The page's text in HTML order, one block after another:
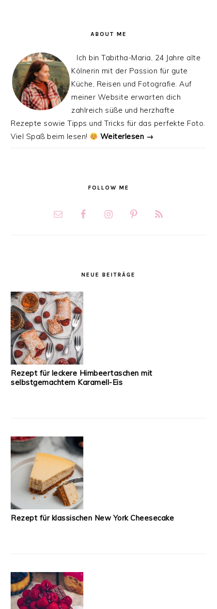
ABOUT ME
Ich bin Tabitha-Maria, 24 Jahre alte
Kölnerin mit der Passion für gute
Küche, Reisen und Fotografie. Auf
meiner Website erwarten dich
zahlreich süße und herzhafte
Rezepte sowie Tipps und Tricks für das perfekte Foto.
Viel Spaß beim lesen!
Weiterlesen →
FOLLOW ME
NEUE BEITRÄGE
Rezept für leckere Himbeertaschen mit
selbstgemachtem Karamell-Eis
Rezept für klassischen New York Cheesecake